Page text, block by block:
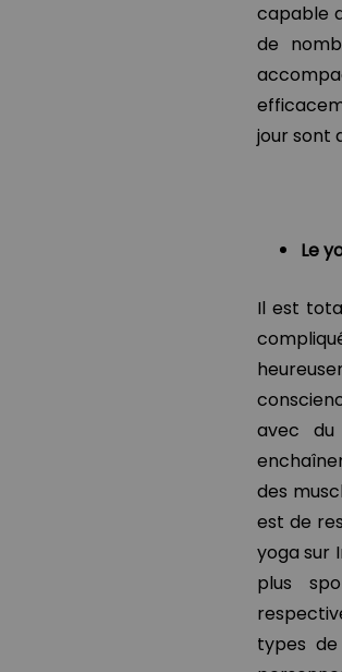
capable
de
jour sont
Le
Il est
avec du
des
est de
yoga sur
plus
types